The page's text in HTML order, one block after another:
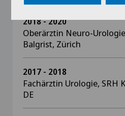
2018 - 2020
Oberärztin Neuro-
Balgrist, Zürich
2017 - 2018
Fachärztin Urologie, SRH
DE